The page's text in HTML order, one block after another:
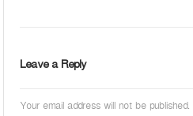
Leave a Reply
Your email address will not be published.